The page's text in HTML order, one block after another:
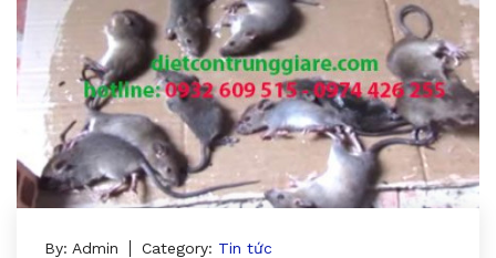
By: Admin Category: Tin tức